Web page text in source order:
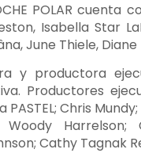
POLAR cuenta
Isabella Star
June Thiele,
y productora
Productores
Chris
Woody
Cathy Tagnak